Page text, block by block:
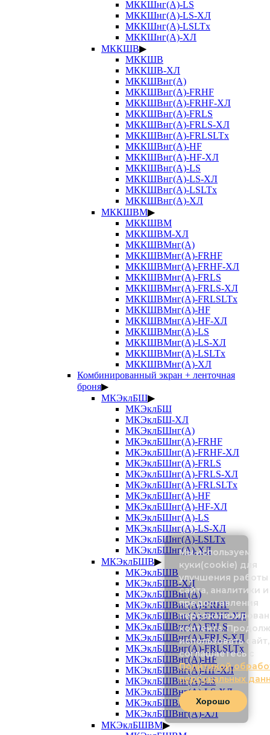
МККШнг(А)-LS
МККШнг(А)-LS-ХЛ
МККШнг(А)-LSLTx
МККШнг(А)-ХЛ
МККШВ▶
МККШВ
МККШВ-ХЛ
МККШВнг(А)
МККШВнг(А)-FRHF
МККШВнг(А)-FRHF-ХЛ
МККШВнг(А)-FRLS
МККШВнг(А)-FRLS-ХЛ
МККШВнг(А)-FRLSLTx
МККШВнг(А)-HF
МККШВнг(А)-HF-ХЛ
МККШВнг(А)-LS
МККШВнг(А)-LS-ХЛ
МККШВнг(А)-LSLTx
МККШВнг(А)-ХЛ
МККШВМ▶
МККШВМ
МККШВМ-ХЛ
МККШВМнг(А)
МККШВМнг(А)-FRHF
МККШВМнг(А)-FRHF-ХЛ
МККШВМнг(А)-FRLS
МККШВМнг(А)-FRLS-ХЛ
МККШВМнг(А)-FRLSLTx
МККШВМнг(А)-HF
МККШВМнг(А)-HF-ХЛ
МККШВМнг(А)-LS
МККШВМнг(А)-LS-ХЛ
МККШВМнг(А)-LSLTx
МККШВМнг(А)-ХЛ
Комбинированный экран + ленточная
броня▶
МКЭклБШ▶
МКЭклБШ
МКЭклБШ-ХЛ
МКЭклБШнг(А)
МКЭклБШнг(А)-FRHF
МКЭклБШнг(А)-FRHF-ХЛ
МКЭклБШнг(А)-FRLS
МКЭклБШнг(А)-FRLS-ХЛ
МКЭклБШнг(А)-FRLSLTx
МКЭклБШнг(А)-HF
МКЭклБШнг(А)-HF-ХЛ
МКЭклБШнг(А)-LS
МКЭклБШнг(А)-LS-ХЛ
МКЭклБШнг(А)-LSLTx
МКЭклБШнг(А)-ХЛ
МКЭклБШВ▶
МКЭклБШВ
МКЭклБШВ-ХЛ
МКЭклБШВнг(А)
МКЭклБШВнг(А)-FRHF
МКЭклБШВнг(А)-FRHF-ХЛ
МКЭклБШВнг(А)-FRLS
МКЭклБШВнг(А)-FRLS-ХЛ
МКЭклБШВнг(А)-FRLSLTx
МКЭклБШВнг(А)-HF
МКЭклБШВнг(А)-HF-ХЛ
МКЭклБШВнг(А)-LS
МКЭклБШВнг(А)-LS-ХЛ
МКЭклБШВнг(А)-LSLTx
МКЭклБШВнг(А)-ХЛ
МКЭклБШВМ▶
Мы используем
куки(cookie) для
улучшения работы
сайта, аналитики и
предоставления
контента.
использовать
соглашаетесь с
Политикой
персональных
Хорошо